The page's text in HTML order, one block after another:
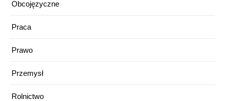
Obcojęzyczne
Praca
Prawo
Przemysł
Rolnictwo